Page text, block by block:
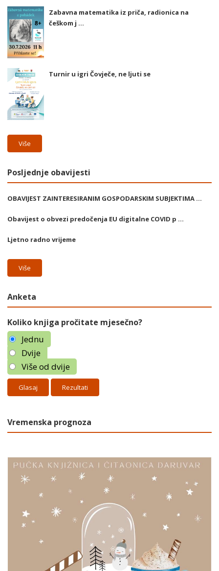
Zabavna matematika iz priča, radionica na
češkom j ...
Turnir u igri Čovječe, ne ljuti se
Više
Posljednje obavijesti
OBAVIJEST ZAINTERESIRANIM GOSPODARSKIM SUBJEKTIMA ...
Obavijest o obvezi predočenja EU digitalne COVID p ...
Ljetno radno vrijeme
Više
Anketa
Koliko knjiga pročitate mjesečno?
Jednu
Dvije
Više od dvije
Rezultati
Vremenska prognoza